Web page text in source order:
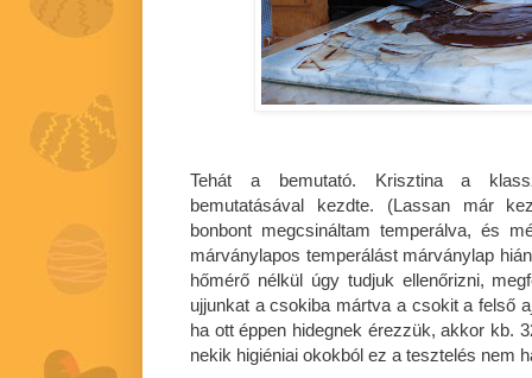
Tehát a bemutató. Krisztina a
bemutatásával kezdte. (Lassan már
bonbont megcsináltam temperálva, és
márványlapos temperálást márványlap
hőmérő nélkül úgy tudjuk ellenőrizni,
ujjunkat a csokiba mártva a csokit a felső
ha ott éppen hidegnek érezzük, akkor kb.
nekik higiéniai okokból ez a tesztelés nem